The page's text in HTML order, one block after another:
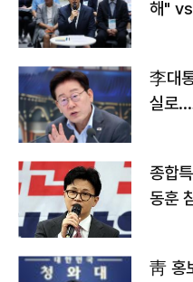
해"
李대
실로…
종합
동훈
靑 홍